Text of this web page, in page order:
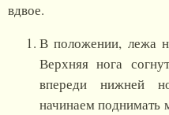
вдвое.
В положении, лежа
Верхняя нога
впереди нижней
начинаем поднимать